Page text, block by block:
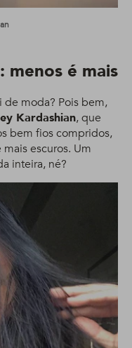
menos é mais
de moda? Pois bem,
Kardashian, que
bem fios compridos,
escuros. Um
inteira, né?